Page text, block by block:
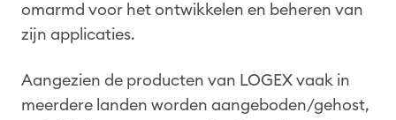
omarmd voor het ontwikkelen en beheren van
zijn applicaties.
Aangezien de producten van LOGEX vaak in
meerdere landen worden aangeboden/gehost,